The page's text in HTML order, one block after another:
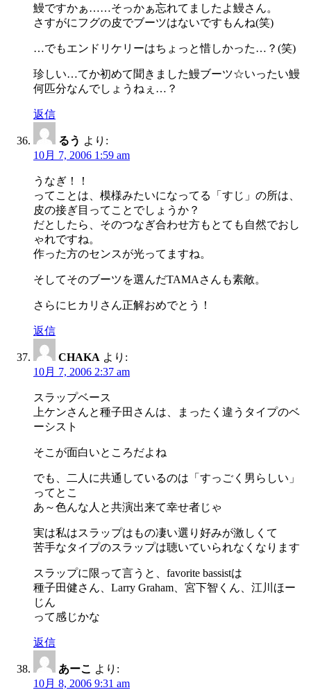
鰻ですかぁ……そっかぁ忘れてましたよ鰻さん。
さすがにフグの皮でブーツはないですもんね(笑)
…でもエンドリケリーはちょっと惜しかった…？(笑)
珍しい…てか初めて聞きました鰻ブーツ☆いったい鰻
何匹分なんでしょうねぇ…？
返信
るう より:
10月 7, 2006 1:59 am
うなぎ！！
ってことは、模様みたいになってる「すじ」の所は、
皮の接ぎ目ってことでしょうか？
だとしたら、そのつなぎ合わせ方もとても自然でおし
ゃれですね。
作った方のセンスが光ってますね。
そしてそのブーツを選んだTAMAさんも素敵。
さらにヒカリさん正解おめでとう！
返信
CHAKA より:
10月 7, 2006 2:37 am
スラップベース
上ケンさんと種子田さんは、まったく違うタイプのベ
ーシスト
そこが面白いところだよね
でも、二人に共通しているのは「すっごく男らしい」
ってとこ
あ～色んな人と共演出来て幸せ者じゃ
実は私はスラップはもの凄い選り好みが激しくて
苦手なタイプのスラップは聴いていられなくなります
スラップに限って言うと、favorite bassistは
種子田健さん、Larry Graham、宮下智くん、江川ほー
じん
って感じかな
返信
あーこ より:
10月 8, 2006 9:31 am